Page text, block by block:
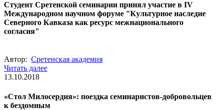
Студент Сретенской семинарии принял участие в IV
Международном научном форуме "Культурное наследие
Северного Кавказа как ресурс межнационального
согласия"
Автор: Сретенская академия
Читать далее
13.10.2018
«Стол Милосердия»: поездка семинаристов-добровольцев
к бездомным